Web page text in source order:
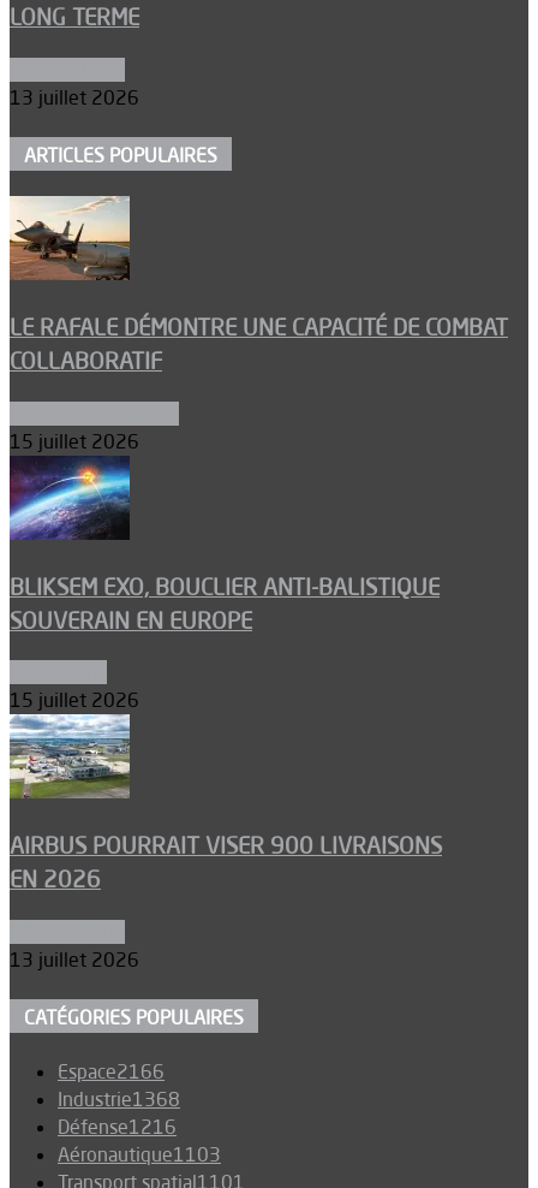
LONG TERME
13 juillet 2026
ARTICLES POPULAIRES
LE RAFALE DÉMONTRE UNE CAPACITÉ DE COMBAT
COLLABORATIF
15 juillet 2026
BLIKSEM EXO, BOUCLIER ANTI-BALISTIQUE
SOUVERAIN EN EUROPE
15 juillet 2026
AIRBUS POURRAIT VISER 900 LIVRAISONS
EN 2026
13 juillet 2026
CATÉGORIES POPULAIRES
Espace2166
Industrie1368
Défense1216
Aéronautique1103
Transport spatial1101